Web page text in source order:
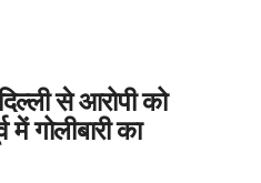
से आरोपी को
में गोलीबारी का